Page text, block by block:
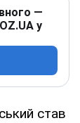
—
у
став